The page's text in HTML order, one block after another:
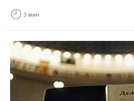
3 мин.